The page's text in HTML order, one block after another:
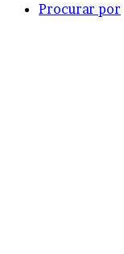
Procurar por